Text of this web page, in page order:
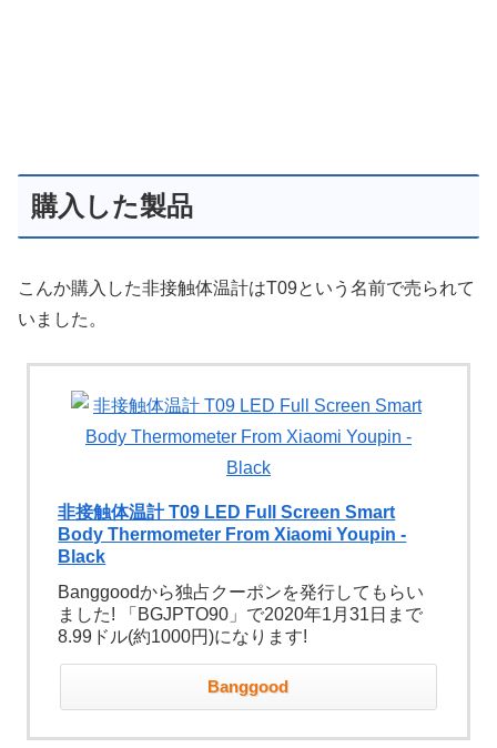
購入した製品
こんか購入した非接触体温計はT09という名前で売られて
いました。
非接触体温計 T09 LED Full Screen Smart
Body Thermometer From Xiaomi Youpin -
Black
Banggoodから独占クーポンを発行してもらい
ました! 「BGJPTO90」で2020年1月31日まで
8.99ドル(約1000円)になります!
Banggood